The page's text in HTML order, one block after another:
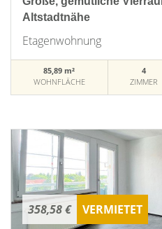
Altstadtnähe
Etagenwohnung
85,89 m²
WOHNFLÄCHE
4
ZIMMER
358,58 € VERMIETET